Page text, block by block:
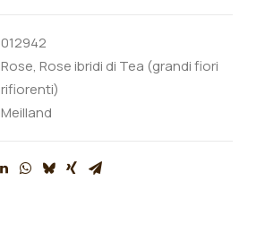
012942
Rose, Rose ibridi di Tea (grandi fiori
rifiorenti)
Meilland